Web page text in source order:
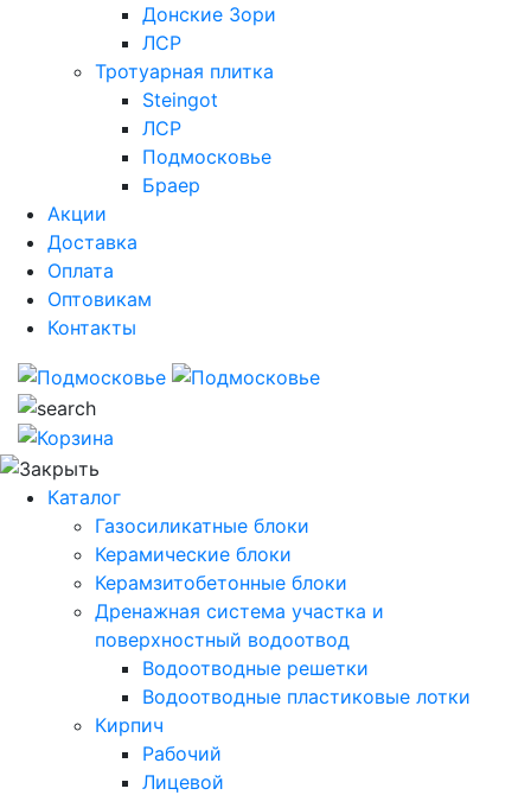
Донские Зори
ЛСР
Тротуарная плитка
Steingot
ЛСР
Подмосковье
Браер
Акции
Доставка
Оплата
Оптовикам
Контакты
Каталог
Газосиликатные блоки
Керамические блоки
Керамзитобетонные блоки
Дренажная система участка и
поверхностный водоотвод
Водоотводные решетки
Водоотводные пластиковые лотки
Кирпич
Рабочий
Лицевой